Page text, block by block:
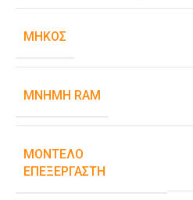
ΜΉΚΟΣ
ΜΝΉΜΗ RAM
ΜΟΝΤΈΛΟ
ΕΠΕΞΕΡΓΑΣΤΉ